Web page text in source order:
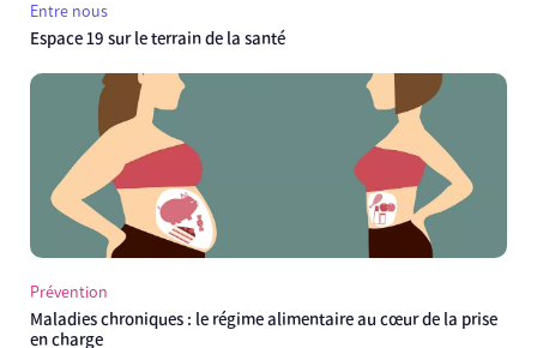
Entre nous
Espace 19 sur le terrain de la santé
Prévention
Maladies chroniques : le régime alimentaire au cœur de la prise
en charge